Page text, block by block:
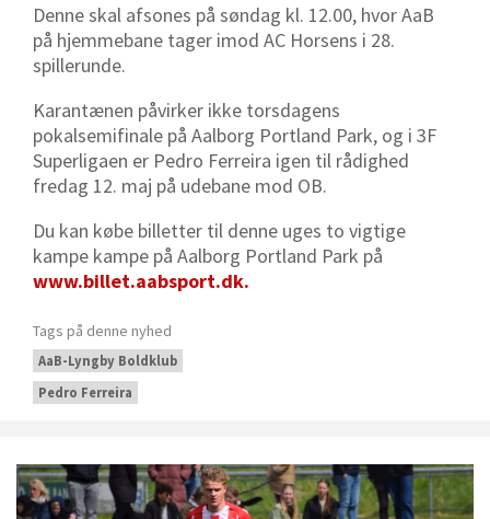
Denne skal afsones på søndag kl. 12.00, hvor AaB
på hjemmebane tager imod AC Horsens i 28.
spillerunde.
Karantænen påvirker ikke torsdagens
pokalsemifinale på Aalborg Portland Park, og i 3F
Superligaen er Pedro Ferreira igen til rådighed
fredag 12. maj på udebane mod OB.
Du kan købe billetter til denne uges to vigtige
kampe kampe på Aalborg Portland Park på
www.billet.aabsport.dk.
Tags på denne nyhed
AaB-Lyngby Boldklub
Pedro Ferreira